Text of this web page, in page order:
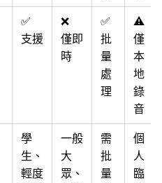
✅
支援
❌
僅即
時
✅
批
量
處
理
⚠️
僅
本
地
錄
音
學
生、
輕度
一般
大
眾、
需
批
量
個
人
臨